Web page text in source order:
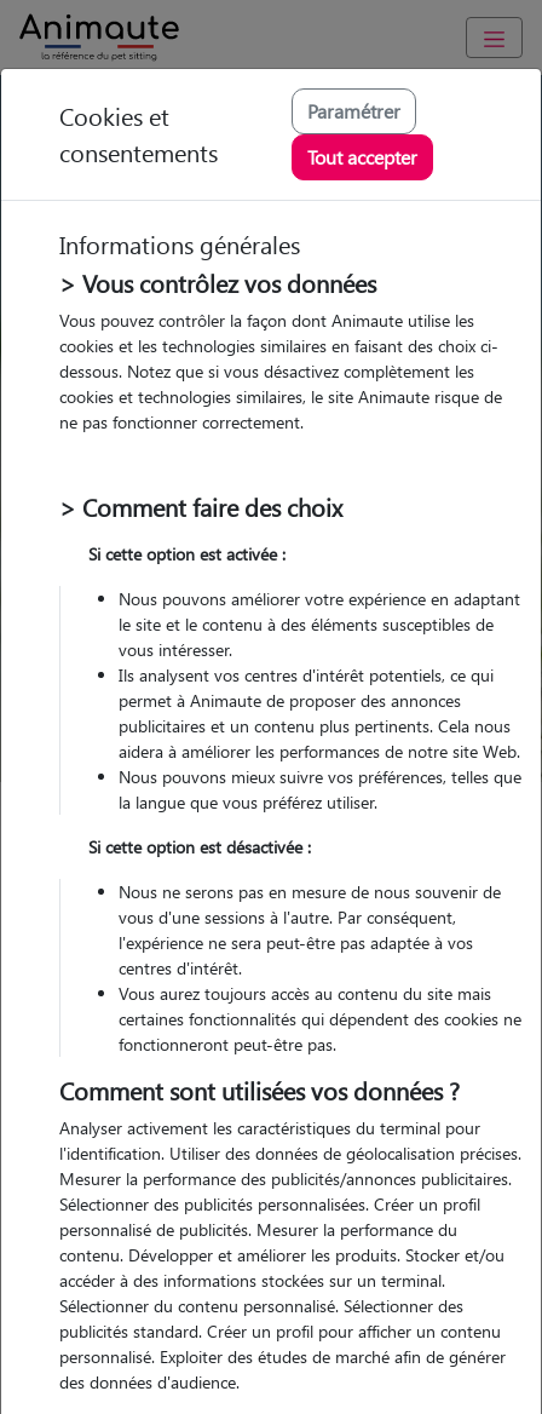
GARDE ANIMAUX à Ottange : Garde chien et chat en famille
ou à domicile, visites et promenades
Trouvez une garde animaux à
Ottange
Parmi nos 1 pet-sitters à Ottange
Garde
chez le Pet Sitter
Garde
chez le Pet Sitter
Pour quel animal ?
Trouver mon Pet Sitter
Nos promeneurs et familles d'accueil
à Ottange (57840)
Cookies et
consentements
Paramétrer
Tout accepter
Informations générales
> Vous contrôlez vos données
Vous pouvez contrôler la façon dont Animaute utilise les
cookies et les technologies similaires en faisant des choix ci-
dessous. Notez que si vous désactivez complètement les
cookies et technologies similaires, le site Animaute risque de
ne pas fonctionner correctement.
> Comment faire des choix
Si cette option est activée :
Nous pouvons améliorer votre expérience en adaptant
le site et le contenu à des éléments susceptibles de
vous intéresser.
Ils analysent vos centres d'intérêt potentiels, ce qui
permet à Animaute de proposer des annonces
publicitaires et un contenu plus pertinents. Cela nous
aidera à améliorer les performances de notre site Web.
Nous pouvons mieux suivre vos préférences, telles que
la langue que vous préférez utiliser.
Si cette option est désactivée :
Nous ne serons pas en mesure de nous souvenir de
vous d'une sessions à l'autre. Par conséquent,
l'expérience ne sera peut-être pas adaptée à vos
centres d'intérêt.
Vous aurez toujours accès au contenu du site mais
certaines fonctionnalités qui dépendent des cookies ne
fonctionneront peut-être pas.
Comment sont utilisées vos données ?
Analyser activement les caractéristiques du terminal pour
l'identification. Utiliser des données de géolocalisation précises.
Mesurer la performance des publicités/annonces publicitaires.
Sélectionner des publicités personnalisées. Créer un profil
personnalisé de publicités. Mesurer la performance du
contenu. Développer et améliorer les produits. Stocker et/ou
accéder à des informations stockées sur un terminal.
Sélectionner du contenu personnalisé. Sélectionner des
publicités standard. Créer un profil pour afficher un contenu
personnalisé. Exploiter des études de marché afin de générer
des données d'audience.